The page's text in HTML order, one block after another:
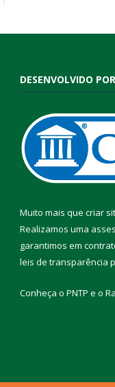
DESENVOLVIDO
Muito mais que criar
Realizamos uma
garantimos em
leis de transparência
Conheça o PNTP e o